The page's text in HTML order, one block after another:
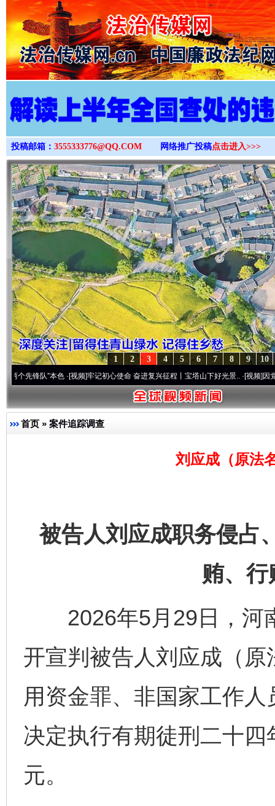
>
投稿邮箱： 3555333776@QQ.COM 网络推广投稿点击进入>>>
10
9
8
7
6
5
4
3
2
1
队”本色·[视频]牢记初心使命 奋进复兴征程丨宝塔山下好光景..·[视频]因党而生 为
首页 » 案件追踪调查
刘应成（原法
被告人刘应成职务侵占
贿、
2026年5月29日，河
开宣判被告人刘应成（
用资金罪、非国家工作
决定执行有期徒刑二十
元。